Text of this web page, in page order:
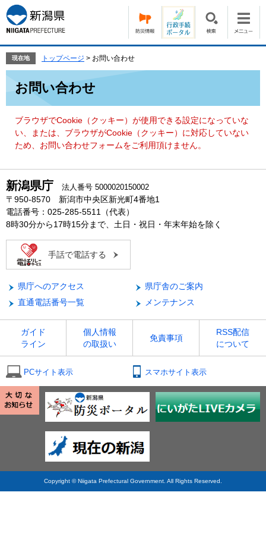
ー
ジ
の
頭
す。
ニ
ュ
ー
飛
て
現在地 トップページ > お問い合わせ
お問い合わせ
ブラウザでCookie（クッキー）が使用できる設定になっていな
い、または、ブラウザがCookie（クッキー）に対応していない
ため、お問い合わせフォームをご利用頂けません。
新潟県庁 法人番号 5000020150002
〒950-8570 新潟市中央区新光町4番地1
電話番号：025-285-5511（代表）
8時30分から17時15分まで、土日・祝日・年末年始を除く
手話で電話する
県庁へのアクセス
県庁舎のご案内
直通電話番号一覧
メンテナンス
ガイド
ライン
個人情報
の取扱い
免責事項
RSS配信
について
PCサイト表示 スマホサイト表示
Copyright © Niigata Prefectural Government. All Rights Reserved.